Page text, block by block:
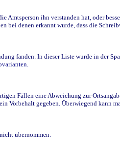
ihn verstanden hat, oder
bei denen erkannt wurde, dass die
fanden. In dieser Liste wurde in der
Fällen eine Abweichung zur
Vorbehalt gegeben. Überwiegend kann
übernommen.